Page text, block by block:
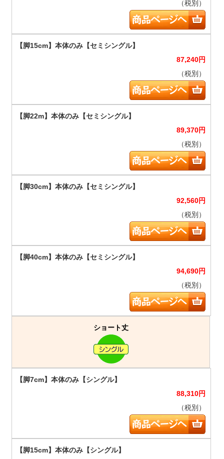
（税別）
87,240円
（税別）
89,370円
（税別）
92,560円
（税別）
94,690円
（税別）
ショート丈
88,310円
（税別）